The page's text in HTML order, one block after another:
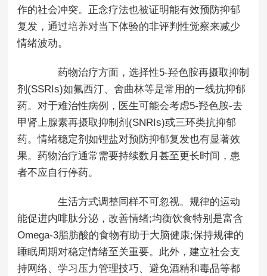
作的社会冲突。正念疗法也被证明能有效预防抑郁
复发，通过培养对当下体验的非评判性觉察来减少
情绪波动。
药物治疗方面，选择性5-羟色胺再摄取抑制
剂(SSRIs)如氟西汀、舍曲林等是常用的一线抗抑郁
药。对于难治性病例，医生可能会考虑5-羟色胺-去
甲肾上腺素再摄取抑制剂(SNRIs)或三环类抗抑郁
药。情绪稳定剂如锂盐对预防抑郁复发也有显著效
果。药物治疗通常需要持续数月甚至更长时间，患
者不应自行停药。
生活方式调整同样不可忽视。规律的运动
能促进内啡肽分泌，改善情绪;均衡饮食特别是富含
Omega-3脂肪酸的食物有助于大脑健康;保持规律的
睡眠周期对稳定情绪至关重要。此外，建立社会支
持网络、学习压力管理技巧、避免酒精和毒品等都